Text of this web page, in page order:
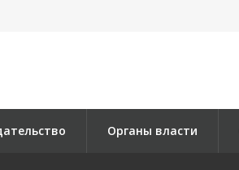
Органы власти